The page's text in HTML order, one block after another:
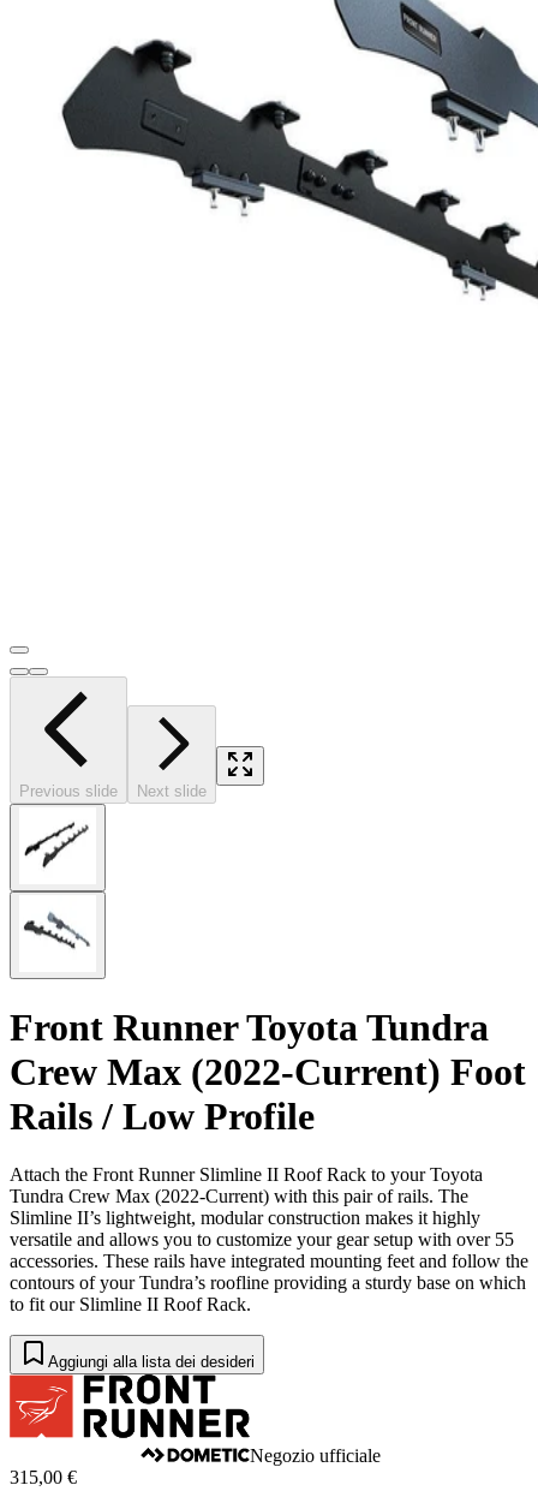
Previous slide Next slide
Front Runner Toyota Tundra
Crew Max (2022-Current) Foot
Rails / Low Profile
Attach the Front Runner Slimline II Roof Rack to your Toyota
Tundra Crew Max (2022-Current) with this pair of rails. The
Slimline II’s lightweight, modular construction makes it highly
versatile and allows you to customize your gear setup with over 55
accessories. These rails have integrated mounting feet and follow the
contours of your Tundra’s roofline providing a sturdy base on which
to fit our Slimline II Roof Rack.
Aggiungi alla lista dei desideri
Negozio ufficiale
315,00 €